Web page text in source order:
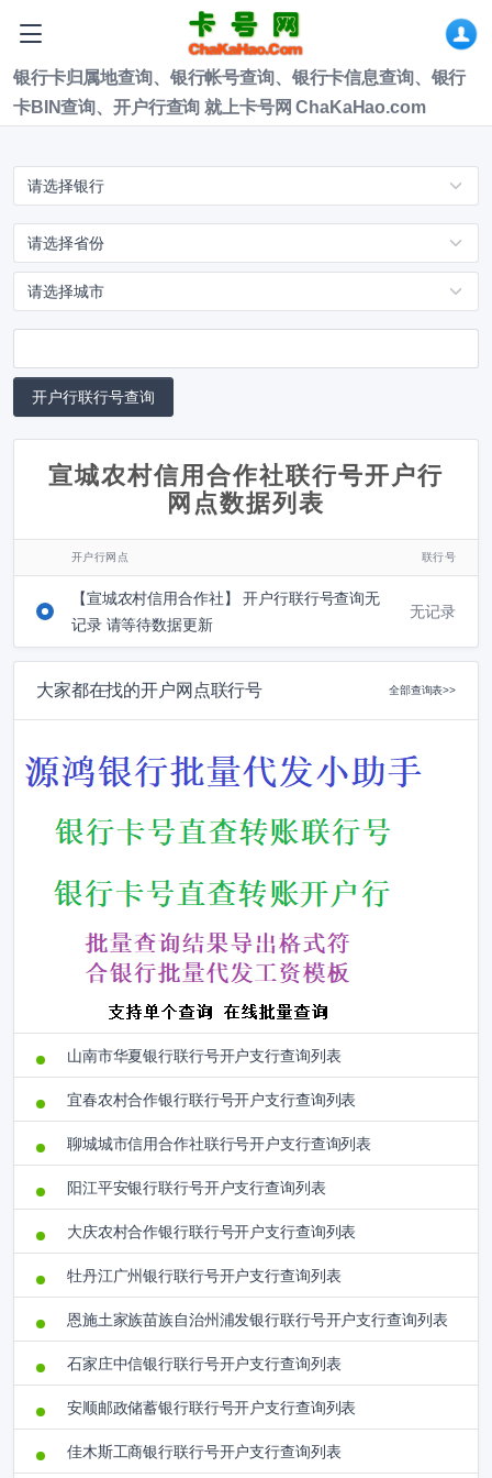
银行卡归属地查询、银行帐号查询、银行卡信息查询、银行
卡BIN查询、开户行查询 就上卡号网 ChaKaHao.com
宣城农村信用合作社联行号开户行
网点数据列表
开户行网点 联行号
【宣城农村信用合作社】 开户行联行号查询无
记录 请等待数据更新
无记录
大家都在找的开户网点联行号 全部查询表>>
山南市华夏银行联行号开户支行查询列表
宜春农村合作银行联行号开户支行查询列表
聊城城市信用合作社联行号开户支行查询列表
阳江平安银行联行号开户支行查询列表
大庆农村合作银行联行号开户支行查询列表
牡丹江广州银行联行号开户支行查询列表
恩施土家族苗族自治州浦发银行联行号开户支行查询列表
石家庄中信银行联行号开户支行查询列表
安顺邮政储蓄银行联行号开户支行查询列表
佳木斯工商银行联行号开户支行查询列表